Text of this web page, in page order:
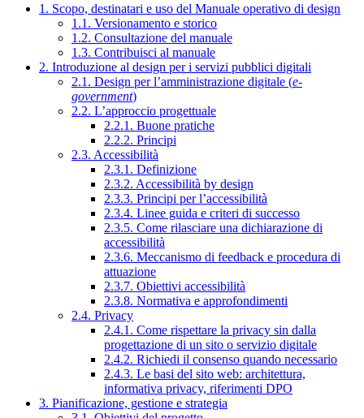
1. Scopo, destinatari e uso del Manuale operativo di design
1.1. Versionamento e storico
1.2. Consultazione del manuale
1.3. Contribuisci al manuale
2. Introduzione al design per i servizi pubblici digitali
2.1. Design per l’amministrazione digitale (e-
government)
2.2. L’approccio progettuale
2.2.1. Buone pratiche
2.2.2. Principi
2.3. Accessibilità
2.3.1. Definizione
2.3.2. Accessibilità by design
2.3.3. Principi per l’accessibilità
2.3.4. Linee guida e criteri di successo
2.3.5. Come rilasciare una dichiarazione di
accessibilità
2.3.6. Meccanismo di feedback e procedura di
attuazione
2.3.7. Obiettivi accessibilità
2.3.8. Normativa e approfondimenti
2.4. Privacy
2.4.1. Come rispettare la privacy sin dalla
progettazione di un sito o servizio digitale
2.4.2. Richiedi il consenso quando necessario
2.4.3. Le basi del sito web: architettura,
informativa privacy, riferimenti DPO
3. Pianificazione, gestione e strategia